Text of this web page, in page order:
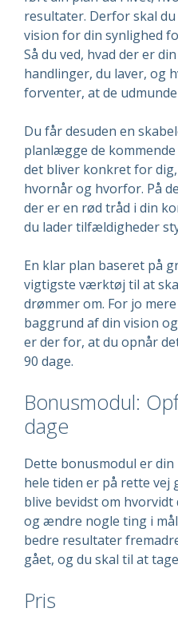
resultater. Derfor skal
vision for din synlighed
Så du ved, hvad der er
handlinger, du laver, og
forventer, at de
Du får desuden en
planlægge de
det bliver konkret for dig,
hvornår og hvorfor. På
der er en rød tråd i din
du lader tilfældigheder
En klar plan baseret på
vigtigste værktøj til at
drømmer om. For jo
baggrund af din vision
er der for, at du opnår
90 dage.
Bonusmodul:
dage
Dette bonusmodul er
hele tiden er på rette vej
blive bevidst om
og ændre nogle ting i
bedre resultater
gået, og du skal til at
Pris